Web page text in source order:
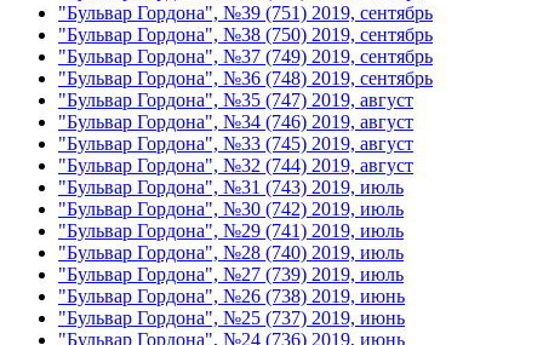
"Бульвар Гордона", №39 (751) 2019, сентябрь
"Бульвар Гордона", №38 (750) 2019, сентябрь
"Бульвар Гордона", №37 (749) 2019, сентябрь
"Бульвар Гордона", №36 (748) 2019, сентябрь
"Бульвар Гордона", №35 (747) 2019, август
"Бульвар Гордона", №34 (746) 2019, август
"Бульвар Гордона", №33 (745) 2019, август
"Бульвар Гордона", №32 (744) 2019, август
"Бульвар Гордона", №31 (743) 2019, июль
"Бульвар Гордона", №30 (742) 2019, июль
"Бульвар Гордона", №29 (741) 2019, июль
"Бульвар Гордона", №28 (740) 2019, июль
"Бульвар Гордона", №27 (739) 2019, июль
"Бульвар Гордона", №26 (738) 2019, июнь
"Бульвар Гордона", №25 (737) 2019, июнь
"Бульвар Гордона", №24 (736) 2019, июнь